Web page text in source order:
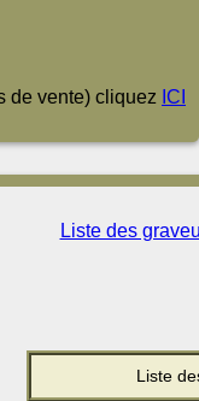
de vente) cliquez ICI
Liste des
Liste